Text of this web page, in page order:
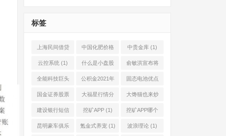
标签
上海民间借贷
公司(1)
中国化肥价格
网(1)
中贵金库 (1)
云控系统 (1) 什么是小盘股
(2)
俞敏洪宣布将
退休(1)
全能科技巨头
(1)
公积金2021年
起不允许提取
固态电池优点
(1)
国金证券股票
(2)
大福星行情分
析系统(1)
大馋猫也来炒
股票(1)
建设银行短信
服务费(1)
挖矿APP(1) 挖矿APP哪个
靠谱(1)
昆明豪车俱乐 氪金式养宠(1) 波浪理论 (1)